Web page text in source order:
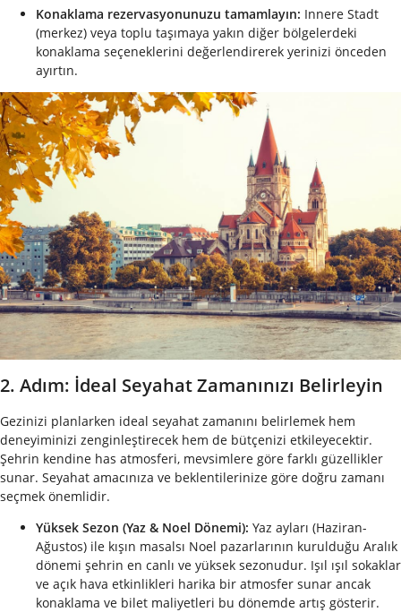
Konaklama rezervasyonunuzu tamamlayın: Innere Stadt
(merkez) veya toplu taşımaya yakın diğer bölgelerdeki
konaklama seçeneklerini değerlendirerek yerinizi önceden
ayırtın.
2. Adım: İdeal Seyahat Zamanınızı Belirleyin
Gezinizi planlarken ideal seyahat zamanını belirlemek hem
deneyiminizi zenginleştirecek hem de bütçenizi etkileyecektir.
Şehrin kendine has atmosferi, mevsimlere göre farklı güzellikler
sunar. Seyahat amacınıza ve beklentilerinize göre doğru zamanı
seçmek önemlidir.
Yüksek Sezon (Yaz & Noel Dönemi): Yaz ayları (Haziran-
Ağustos) ile kışın masalsı Noel pazarlarının kurulduğu Aralık
dönemi şehrin en canlı ve yüksek sezonudur. Işıl ışıl sokaklar
ve açık hava etkinlikleri harika bir atmosfer sunar ancak
konaklama ve bilet maliyetleri bu dönemde artış gösterir.